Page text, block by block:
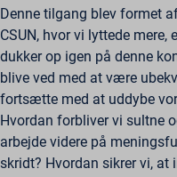
Denne tilgang blev formet
CSUN, hvor vi lyttede mere,
dukker op igen på denne
blive ved med at være
fortsætte med at uddybe
Hvordan forbliver vi sultne
arbejde videre på
skridt? Hvordan sikrer vi, at